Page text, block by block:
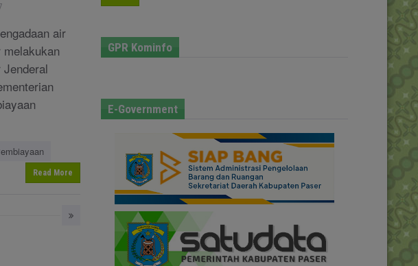
air
Read More
GPR Kominfo
E-Government